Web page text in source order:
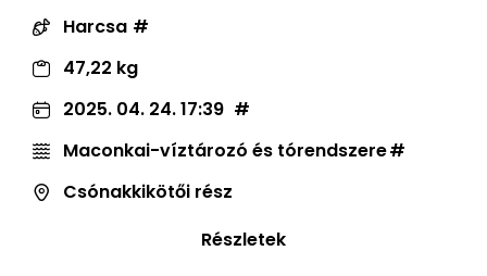
Harcsa
47,22 kg
2025. 04. 24. 17:39
Maconkai-víztározó és tórendszere
Csónakkikötői rész
Részletek